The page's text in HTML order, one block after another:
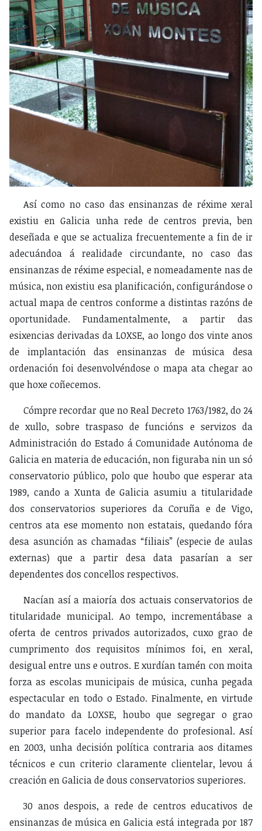
Así como no caso das ensinanzas de réxime xeral
existiu en Galicia unha rede de centros previa, ben
deseñada e que se actualiza frecuentemente a fin de ir
adecuándoa á realidade circundante, no caso das
ensinanzas de réxime especial, e nomeadamente nas de
música, non existiu esa planificación, configurándose o
actual mapa de centros conforme a distintas razóns de
oportunidade. Fundamentalmente, a partir das
esixencias derivadas da LOXSE, ao longo dos vinte anos
de implantación das ensinanzas de música desa
ordenación foi desenvolvéndose o mapa ata chegar ao
que hoxe coñecemos.
Cómpre recordar que no Real Decreto 1763/1982, do 24
de xullo, sobre traspaso de funcións e servizos da
Administración do Estado á Comunidade Autónoma de
Galicia en materia de educación, non figuraba nin un só
conservatorio público, polo que houbo que esperar ata
1989, cando a Xunta de Galicia asumiu a titularidade
dos conservatorios superiores da Coruña e de Vigo,
centros ata ese momento non estatais, quedando fóra
desa asunción as chamadas “filiais” (especie de aulas
externas) que a partir desa data pasarían a ser
dependentes dos concellos respectivos.
Nacían así a maioría dos actuais conservatorios de
titularidade municipal. Ao tempo, incrementábase a
oferta de centros privados autorizados, cuxo grao de
cumprimento dos requisitos mínimos foi, en xeral,
desigual entre uns e outros. E xurdían tamén con moita
forza as escolas municipais de música, cunha pegada
espectacular en todo o Estado. Finalmente, en virtude
do mandato da LOXSE, houbo que segregar o grao
superior para facelo independente do profesional. Así
en 2003, unha decisión política contraria aos ditames
técnicos e cun criterio claramente clientelar, levou á
creación en Galicia de dous conservatorios superiores.
30 anos despois, a rede de centros educativos de
ensinanzas de música en Galicia está integrada por 187